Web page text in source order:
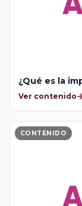
¿Qué es la
Ver contenido
CONTENIDO